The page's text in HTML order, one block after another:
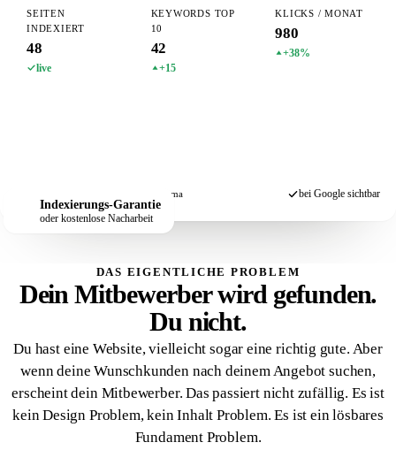
SEITEN
INDEXIERT
48
live
KEYWORDS TOP
10
42
+15
KLICKS / MONAT
980
+38%
Schema bei Google sichtbar
Indexierungs-Garantie
oder kostenlose Nacharbeit
DAS EIGENTLICHE PROBLEM
Dein Mitbewerber wird gefunden.
Du nicht.
Du hast eine Website, vielleicht sogar eine richtig gute. Aber
wenn deine Wunschkunden nach deinem Angebot suchen,
erscheint dein Mitbewerber. Das passiert nicht zufällig. Es ist
kein Design Problem, kein Inhalt Problem. Es ist ein lösbares
Fundament Problem.